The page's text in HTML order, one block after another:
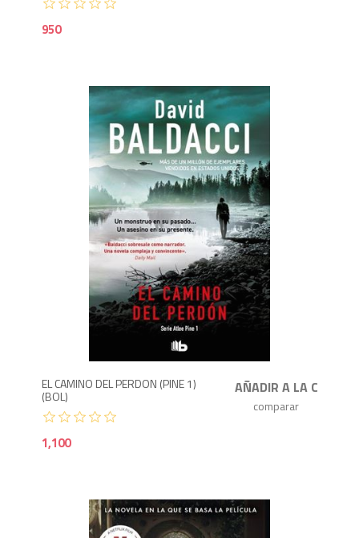
950
EL CAMINO DEL PERDON (PINE 1)
(BOL)
1,100